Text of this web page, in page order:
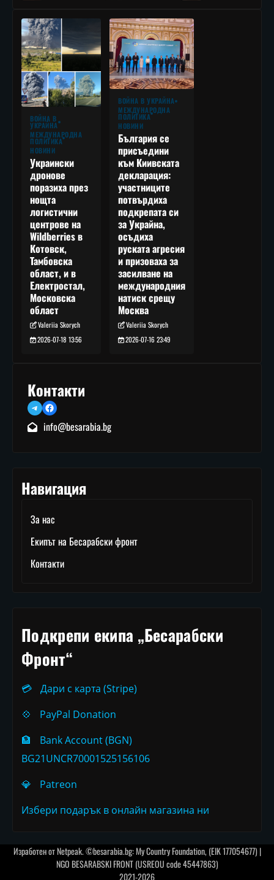
ВОЙНА В
УКРАЙНА
МЕЖДУНАРОДНА
ПОЛИТИКА
НОВИНИ
Украински
дронове
поразиха през
нощта
логистични
центрове на
Wildberries в
Котовск,
Тамбовска
област, и в
Електростал,
Московска
област
Valeriia Skorych
2026-07-18 13:56
ВОЙНА В УКРАЙНА
МЕЖДУНАРОДНА
ПОЛИТИКА
НОВИНИ
България се
присъедини
към Киивската
декларация:
участниците
потвърдиха
подкрепата си
за Украйна,
осъдиха
руската агресия
и призоваха за
засилване на
международния
натиск срещу
Москва
Valeriia Skorych
2026-07-16 23:49
Контакти
TelegramFacebook
info@besarabia.bg
Навигация
За нас
Екипът на Бесарабски фронт
Контакти
Подкрепи екипа „Бесарабски
Фронт“
💳
Дари с карта (Stripe)
💠
PayPal Donation
🏦
Bank Account (BGN)
BG21UNCR70001525156106
💎
Patreon
Избери подарък в онлайн магазина ни
Изработен отNetpeak. ©besarabia.bg: My Country Foundation, (EIK 177054677) |
NGO BESARABSKI FRONT (USREOU code 45447863)
2021-2026